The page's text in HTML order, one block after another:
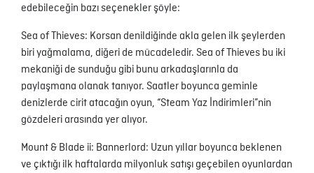
edebileceğin bazı seçenekler şöyle:
Sea of Thieves: Korsan denildiğinde akla gelen ilk şeylerden
biri yağmalama, diğeri de mücadeledir. Sea of Thieves bu iki
mekaniği de sunduğu gibi bunu arkadaşlarınla da
paylaşmana olanak tanıyor. Saatler boyunca geminle
denizlerde cirit atacağın oyun, “Steam Yaz İndirimleri”nin
gözdeleri arasında yer alıyor.
Mount & Blade ii: Bannerlord: Uzun yıllar boyunca beklenen
ve çıktığı ilk haftalarda milyonluk satışı geçebilen oyunlardan